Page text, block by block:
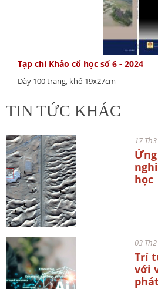
Tạp chí Khảo cổ học số 6 - 2024
Dày 100 trang, khổ 19x27cm
TIN TỨC KHÁC
17
học
03
Trí
với